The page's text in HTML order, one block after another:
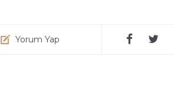
Yorum Yap